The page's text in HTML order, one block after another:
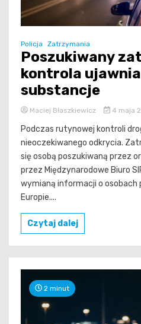
Policja Zatrzymania
Poszukiwany
kontrola
substancje
Maciej Błaszkiewicz 4 maja
Podczas rutynowej kontroli
nieoczekiwanego odkrycia.
się osobą poszukiwaną przez
przez Międzynarodowe Biuro
wymianą informacji o osobach
Europie....
Czytaj dalej
2 minut